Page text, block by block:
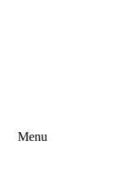
Menu